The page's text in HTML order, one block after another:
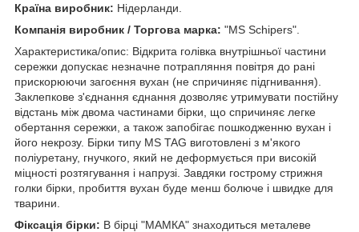
Країна виробник: Нідерланди.
Компанія виробник / Торгова марка: "MS Schipers".
Характеристика/опис: Відкрита голівка внутрішньої частини
сережки допускає незначне потрапляння повітря до рані
прискорюючи загоєння вухан (не спричиняє підгнивання).
Заклепкове з'єднання єднання дозволяє утримувати постійну
відстань між двома частинами бірки, що спричиняє легке
обертання сережки, а також запобігає пошкодженню вухан і
його некрозу. Бірки типу МЅ TAG виготовлені з м'якого
поліуретану, гнучкого, який не деформується при високій
міцності розтягування і напрузі. Завдяки гострому стрижня
голки бірки, пробиття вухан буде менш болюче і швидке для
тварини.
Фіксація бірки: В бірці "МАМКА" знаходиться металеве